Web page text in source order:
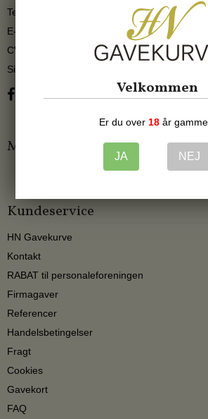
Telefonnr.
E-mail
info@hngavekurve.dk
CVR-nummer
27539513
Sitemap
Mærker
Kundeservice
HN Gavekurve
Kontakt
RABAT til personaleforeningen
Firmagaver
Referencer
Handelsbetingelser
Fragt
Cookies
Gavekort
FAQ
Velkommen
Er du over 18 år
JA NEJ